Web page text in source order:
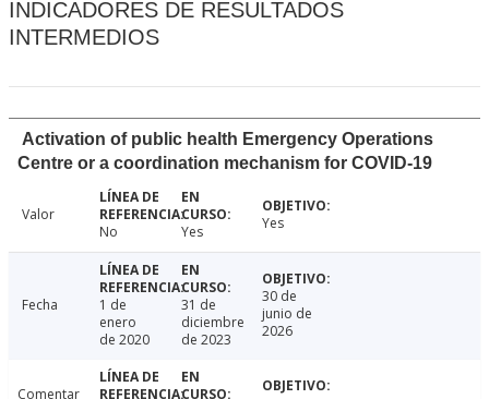
INDICADORES DE RESULTADOS
INTERMEDIOS
Activation of public health Emergency Operations
Centre or a coordination mechanism for COVID-19
Valor
No
Yes Yes
Fecha
1 de
enero
de 2020
31 de
diciembre
de 2023
30 de
junio de
2026
Comentar